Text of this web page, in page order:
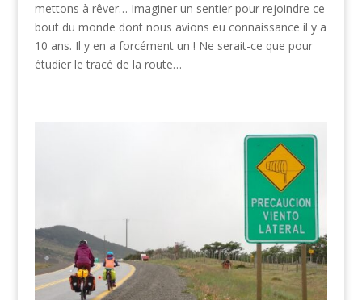
mettons à rêver… Imaginer un sentier pour rejoindre ce
bout du monde dont nous avions eu connaissance il y a
1 0 ans. Il y en a forcément un ! Ne serait-ce que pour
étudier le tracé de la route…